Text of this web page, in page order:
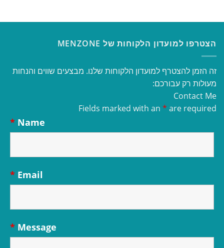
הצטרפו למועדון הלקוחות של MENZONE
זה הזמן להצטרף למועדון הלקוחות שלנו. מבצעים שווים והנחות
מעולות רק עבורכם:
Contact Me
Fields marked with an * are required
Name
*
Email
*
Message
*